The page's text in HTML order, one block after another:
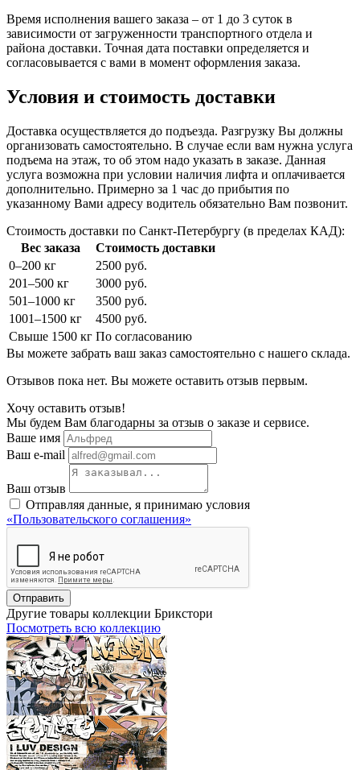
Время исполнения вашего заказа – от 1 до 3 суток в
зависимости от загруженности транспортного отдела и
района доставки. Точная дата поставки определяется и
согласовывается с вами в момент оформления заказа.
Условия и стоимость доставки
Доставка осуществляется до подъезда. Разгрузку Вы должны
организовать самостоятельно. В случае если вам нужна услуга
подъема на этаж, то об этом надо указать в заказе. Данная
услуга возможна при условии наличия лифта и оплачивается
дополнительно. Примерно за 1 час до прибытия по
указанному Вами адресу водитель обязательно Вам позвонит.
Стоимость доставки по Санкт-Петербургу (в пределах КАД):
Вес заказа
Стоимость доставки
0–200 кг
2500 руб.
201–500 кг
3000 руб.
501–1000 кг
3500 руб.
1001–1500 кг
4500 руб.
Свыше 1500 кг По согласованию
Вы можете забрать ваш заказ самостоятельно с нашего склада.
Отзывов пока нет. Вы можете оставить отзыв первым.
Хочу оставить отзыв!
Мы будем Вам благодарны за отзыв о заказе и сервисе.
Ваше имя
Ваш e-mail
Ваш отзыв
Отправляя данные, я принимаю условия
«Пользовательского соглашения»
Отправить
Другие товары коллекции Брикстори
Посмотреть всю коллекцию